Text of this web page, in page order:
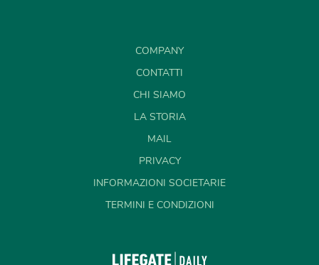
COMPANY
CONTATTI
CHI SIAMO
LA STORIA
MAIL
PRIVACY
INFORMAZIONI SOCIETARIE
TERMINI E CONDIZIONI